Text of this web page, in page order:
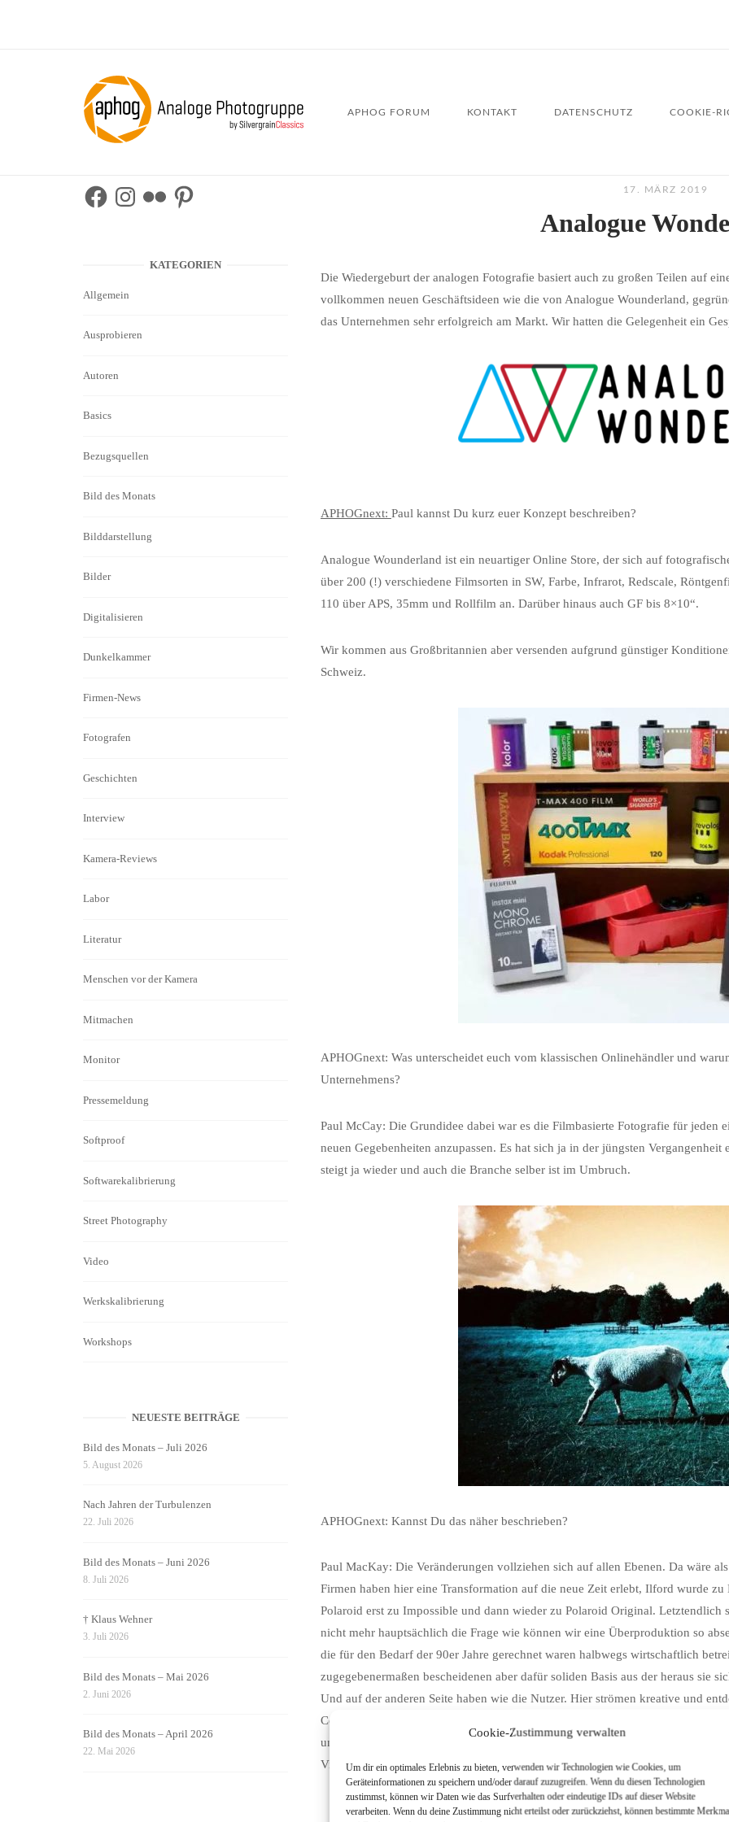
Cookie-Zustimmung verwalten
Um dir ein optimales Erlebnis zu bieten, verwenden wir Technologien wie Cookies, um
Geräteinformationen zu speichern und/oder darauf zuzugreifen. Wenn du diesen Technologien
zustimmst, können wir Daten wie das Surfverhalten oder eindeutige IDs auf dieser Website
verarbeiten. Wenn du deine Zustimmung nicht erteilst oder zurückziehst, können bestimmte
Home
APHOG FORUM KONTAKT DATENSCHUTZ COOKIE-
17. MÄRZ 2019
Analogue
Die Wiedergeburt der analogen Fotografie basiert auch zu großen Teilen auf
vollkommen neuen Geschäftsideen wie die von Analogue Wounderland,
das Unternehmen sehr erfolgreich am Markt. Wir hatten die Gelegenheit ein
APHOGnext: Paul kannst Du kurz euer Konzept beschreiben?
Analogue Wounderland ist ein neuartiger Online Store, der sich auf
über 200 (!) verschiedene Filmsorten in SW, Farbe, Infrarot, Redscale,
110 über APS, 35mm und Rollfilm an. Darüber hinaus auch GF bis 8×10“.
Wir kommen aus Großbritannien aber versenden aufgrund günstiger
Schweiz.
APHOGnext: Was unterscheidet euch vom klassischen Onlinehändler und
Unternehmens?
Paul McCay: Die Grundidee dabei war es die Filmbasierte Fotografie für jeden
neuen Gegebenheiten anzupassen. Es hat sich ja in der jüngsten
steigt ja wieder und auch die Branche selber ist im Umbruch.
APHOGnext: Kannst Du das näher beschrieben?
Paul MacKay: Die Veränderungen vollziehen sich auf allen Ebenen. Da wäre
Firmen haben hier eine Transformation auf die neue Zeit erlebt, Ilford wurde
Polaroid erst zu Impossible und dann wieder zu Polaroid Original. Letztendlich
nicht mehr hauptsächlich die Frage wie können wir eine Überproduktion so
die für den Bedarf der 90er Jahre gerechnet waren halbwegs wirtschaftlich
zugegebenermaßen bescheidenen aber dafür soliden Basis aus der heraus sie
Und auf der anderen Seite haben wie die Nutzer. Hier strömen kreative und
Community die zuvor nie in ihrem leben mit Film fotografiert haben. Sie sind
und kennen Istagram in und auswendig und sind nun neugierig woher das
Vielfalt der analogen Fotografie, die sich eben nicht einfach so erschließt.
FacebookInstagram
Flickr Pinterest
KATEGORIEN
Allgemein
Ausprobieren
Autoren
Basics
Bezugsquellen
Bild des Monats
Bilddarstellung
Bilder
Digitalisieren
Dunkelkammer
Firmen-News
Fotografen
Geschichten
Interview
Kamera-Reviews
Labor
Literatur
Menschen vor der Kamera
Mitmachen
Monitor
Pressemeldung
Softproof
Softwarekalibrierung
Street Photography
Video
Werkskalibrierung
Workshops
NEUESTE BEITRÄGE
Bild des Monats – Juli 2026
5. August 2026
Nach Jahren der Turbulenzen
22. Juli 2026
Bild des Monats – Juni 2026
8. Juli 2026
† Klaus Wehner
3. Juli 2026
Bild des Monats – Mai 2026
2. Juni 2026
Bild des Monats – April 2026
22. Mai 2026